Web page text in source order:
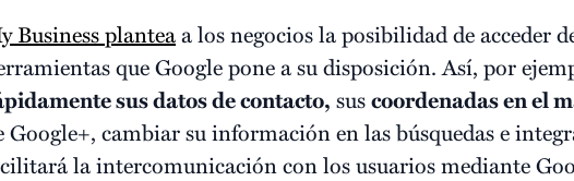
Business planteaa los negocios la posibilidad de acceder
que Google pone a su disposición. Así, por
sus datos de contacto, suscoordenadas en el
Google+, cambiar su información en las búsquedas e
la intercomunicación con los usuarios mediante